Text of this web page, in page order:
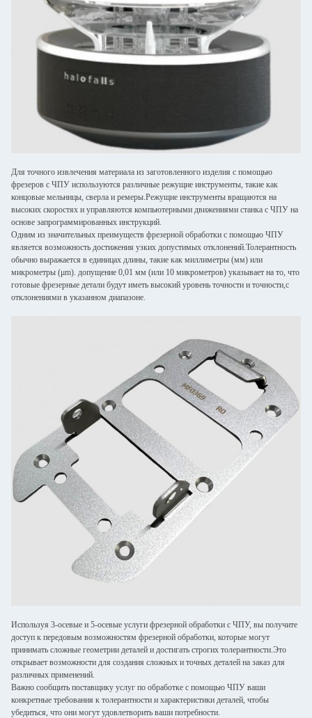
Для точного извлечения материала из заготовленного изделия с помощью
фрезеров с ЧПУ используются различные режущие инструменты, такие как
концовые мельницы, сверла и ремеры.Режущие инструменты вращаются на
высоких скоростях и управляются компьютерными движениями станка с ЧПУ на
основе запрограммированных инструкций.
Одним из значительных преимуществ фрезерной обработки с помощью ЧПУ
является возможность достижения узких допустимых отклонений.Толерантность
обычно выражается в единицах длины, такие как миллиметры (мм) или
микрометры (μm). допущение 0,01 мм (или 10 микрометров) указывает на то, что
готовые фрезерные детали будут иметь высокий уровень точности и точности,с
отклонениями в указанном диапазоне.
Используя 3-осевые и 5-осевые услуги фрезерной обработки с ЧПУ, вы получите
доступ к передовым возможностям фрезерной обработки, которые могут
принимать сложные геометрии деталей и достигать строгих толерантности.Это
открывает возможности для создания сложных и точных деталей на заказ для
различных применений.
Важно сообщить поставщику услуг по обработке с помощью ЧПУ ваши
конкретные требования к толерантности и характеристики деталей, чтобы
убедиться, что они могут удовлетворить ваши потребности.